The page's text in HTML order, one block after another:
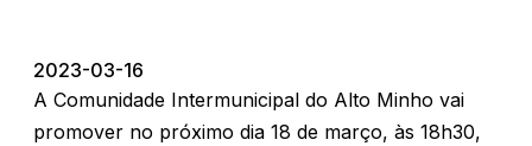
2023-03-16
A Comunidade Intermunicipal do Alto Minho vai
promover no próximo dia 18 de março, às 18h30,